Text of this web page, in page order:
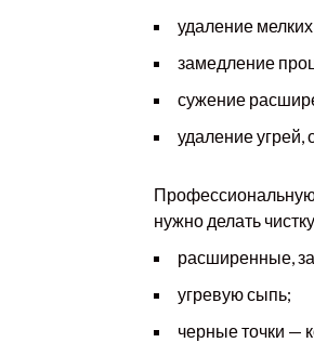
удаление
замедление
сужение
удаление угрей,
Профессиональную
нужно делать
расширенные,
угревую сыпь;
черные точки —